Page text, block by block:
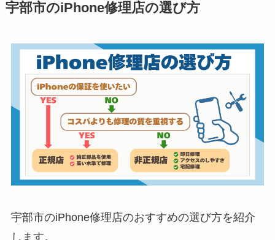
宇部市のiPhone修理店の選び方
宇部市のiPhone修理店のおすすめの選び方を紹介
します。